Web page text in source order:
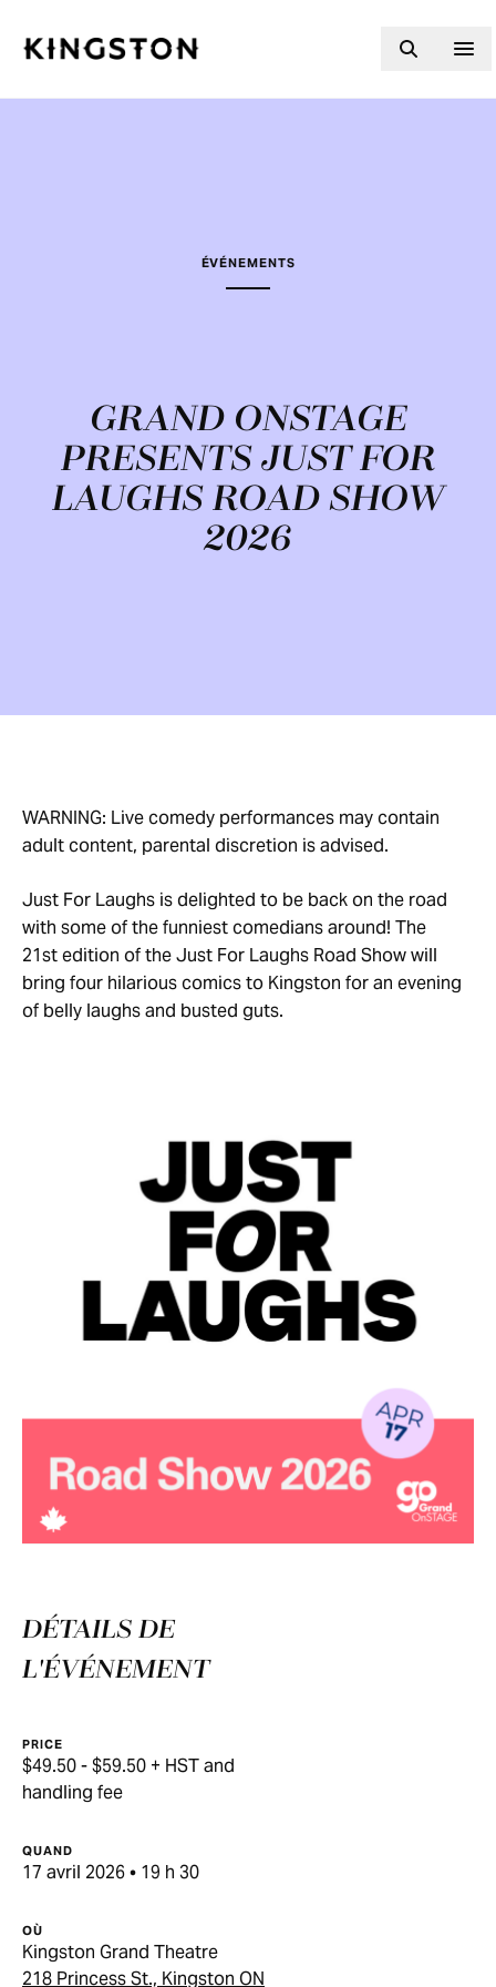
ÉVÉNEMENTS
GRAND ONSTAGE
PRESENTS JUST FOR
LAUGHS ROAD SHOW
2026
WARNING: Live comedy performances may contain
adult content, parental discretion is advised.
Just For Laughs is delighted to be back on the road
with some of the funniest comedians around! The
21st edition of the Just For Laughs Road Show will
bring four hilarious comics to Kingston for an evening
of belly laughs and busted guts.
DÉTAILS DE
L'ÉVÉNEMENT
PRICE
$49.50 - $59.50 + HST and
handling fee
QUAND
17 avril 2026 • 19 h 30
OÙ
Kingston Grand Theatre
218 Princess St., Kingston ON